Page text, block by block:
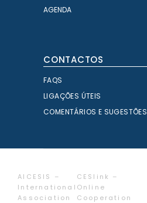
AGENDA
CONTACTOS
FAQS
LIGAÇÕES ÚTEIS
COMENTÁRIOS E SUGESTÕES
AICESIS –
International
Association
CESlink –
Online
Cooperation